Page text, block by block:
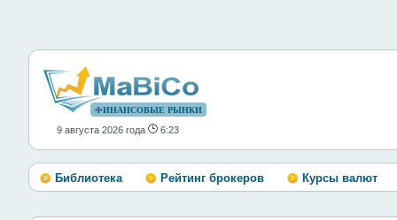
ФИНАНСОВЫЕ РЫНКИ
9 августа 2026 года 6:23
Библиотека Рейтинг брокеров Курсы валют